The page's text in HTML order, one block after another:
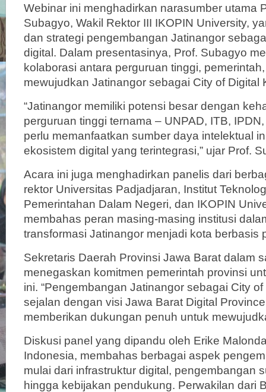
Webinar ini menghadirkan narasumber utama
Subagyo, Wakil Rektor III IKOPIN University,
dan strategi pengembangan Jatinangor
digital. Dalam presentasinya, Prof. Subagyo
kolaborasi antara perguruan tinggi,
mewujudkan Jatinangor sebagai City of Digital
“Jatinangor memiliki potensi besar dengan
perguruan tinggi ternama – UNPAD, ITB,
perlu memanfaatkan sumber daya intelektual
ekosistem digital yang terintegrasi,” ujar Prof.
Acara ini juga menghadirkan panelis dari
rektor Universitas Padjadjaran, Institut
Pemerintahan Dalam Negeri, dan IKOPIN
membahas peran masing-masing institusi
transformasi Jatinangor menjadi kota berbasis
Sekretaris Daerah Provinsi Jawa Barat dalam
menegaskan komitmen pemerintah provinsi
ini. “Pengembangan Jatinangor sebagai City
sejalan dengan visi Jawa Barat Digital
memberikan dukungan penuh untuk
Diskusi panel yang dipandu oleh Erike
Indonesia, membahas berbagai aspek
mulai dari infrastruktur digital, pengembangan
hingga kebijakan pendukung. Perwakilan dari